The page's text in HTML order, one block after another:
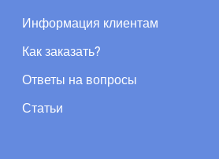
Информация клиентам
Как заказать?
Ответы на вопросы
Статьи